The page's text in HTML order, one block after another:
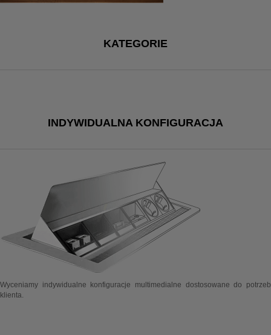
KATEGORIE
INDYWIDUALNA KONFIGURACJA
Wyceniamy indywidualne konfiguracje multimedialne dostosowane do potrzeb
klienta.